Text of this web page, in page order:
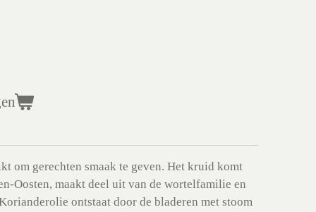
om gerechten smaak te geven. Het kruid komt
Oosten, maakt deel uit van de wortelfamilie en
ontstaat door de bladeren met stoom